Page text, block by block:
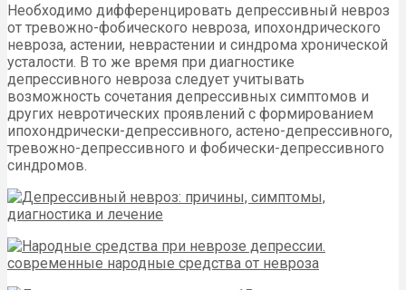
Необходимо дифференцировать депрессивный невроз
от тревожно-фобического невроза, ипохондрического
невроза, астении, неврастении и синдрома хронической
усталости. В то же время при диагностике
депрессивного невроза следует учитывать
возможность сочетания депрессивных симптомов и
других невротических проявлений с формированием
ипохондрически-депрессивного, астено-депрессивного,
тревожно-депрессивного и фобически-депрессивного
синдромов.